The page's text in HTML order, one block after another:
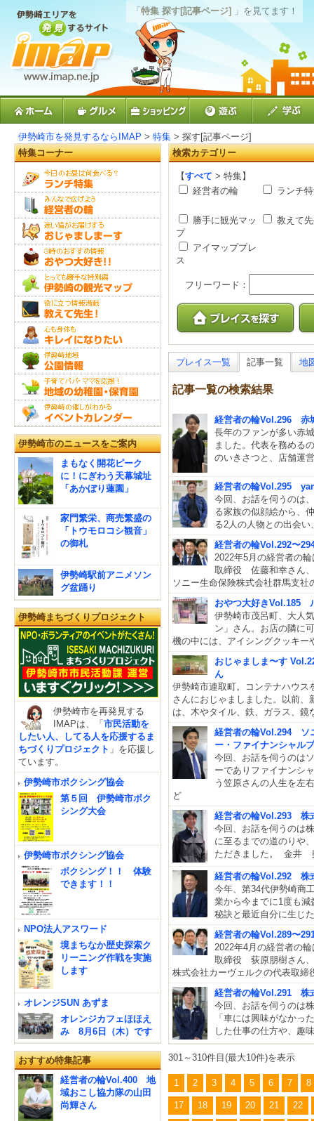
「特集 探す[記事ページ] 」を見てます！
伊勢崎市を発見するならIMAP > 特集 > 探す[記事ページ]
検索カテゴリー
【すべて > 特集】
経営者の輪
ランチ
勝手に観光マッ
プ
教えて
アイマッププレ
ス
フリーワード：
プレイス一覧 記事一覧 地
記事一覧の検索結果
経営者の輪Vol.296 赤
長年のファンが多い赤
ました。代表を務める
のいきさつと、店舗運
経営者の輪Vol.295
今回、お話を伺うのは
る家族の似顔絵から、
る2人の人物との出会
経営者の輪Vol.292〜
2022年5月の経営者の
取締役 佐藤和幸さん
ソニー生命保険株式会社群馬支社
おやつ大好きVol.185
伊勢崎市茂呂町、大人
ン」さん。お店の隣に
機の中には、アイシングクッキー
おじゃましま〜す
ん
伊勢崎市連取町。コンテナハウス
さんにおじゃましました。以前
は、木やタイル、鉄、ガラス、鏡
経営者の輪Vol.294 ソ
ー・ファイナンシャル
今回、お話を伺うのは
ーでありファイナンシ
う笠原さんの人生を左
ど
経営者の輪Vol.293 株
今回、お話を伺うのは
に至るまでの道のりや
ただきました。 金井
経営者の輪Vol.292 株
今年、第34代伊勢崎商
業から今までに1度も
秘訣と最近自分に生じ
経営者の輪Vol.289〜
2022年4月の経営者の
取締役 荻原朋樹さん
株式会社カーヴェルクの代表取
経営者の輪Vol.291 株
今回、お話を伺うのは
「車には興味がなかっ
した仕事の仕方や、趣
301～310件目(最大10件)を表示
1 2 3 4 5 6 7 8
17 18 19 20 21 22
特集コーナー
伊勢崎市のニュースをご案内
まもなく開花ピーク
に！にぎわう天幕城址
「あかぼり蓮園」
家門繁栄、商売繁盛の
「トウモロコシ観音」
の御札
伊勢崎駅前アニメソン
グ盆踊り
伊勢崎まちづくりプロジェクト
伊勢崎市を再発見する
IMAPは、「市民活動を
したい人、してる人を応援するま
ちづくりプロジェクト 」を応援し
ています。
伊勢崎市ボクシング協会
第５回 伊勢崎市ボク
シング大会
伊勢崎市ボクシング協会
ボクシング！！ 体験
できます！！
NPO法人アスワード
境まちなか歴史探索ク
リーニング作戦を実施
します
オレンジSUN あずま
オレンジカフェほほえ
み 8月6日（木）です
おすすめ特集記事
経営者の輪Vol.400 地
域おこし協力隊の山田
尚輝さん